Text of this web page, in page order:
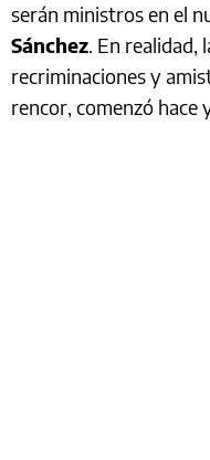
serán ministros en el
Sánchez. En realidad,
recriminaciones y
rencor, comenzó hace